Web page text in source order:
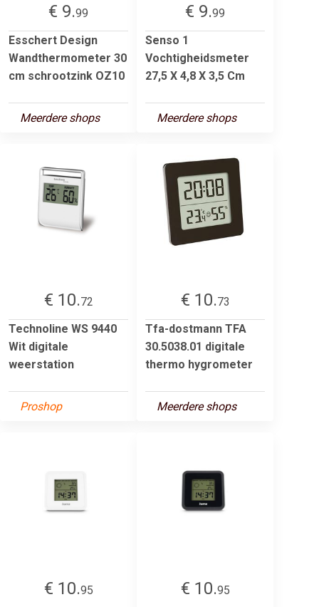
€ 9.99
Esschert Design
Wandthermometer 30
cm schrootzink OZ10
Meerdere shops
€ 9.99
Senso 1
Vochtigheidsmeter
27,5 X 4,8 X 3,5 Cm
Meerdere shops
€ 10.72
Technoline WS 9440
Wit digitale
weerstation
Proshop
€ 10.73
Tfa-dostmann TFA
30.5038.01 digitale
thermo hygrometer
Meerdere shops
€ 10.95 € 10.95